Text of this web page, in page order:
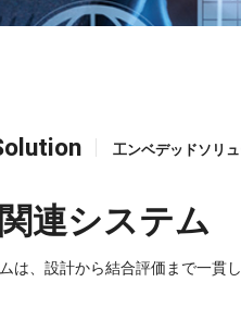
工ンベデッドソリ
連システム
は、設計から結合評価まで一貫